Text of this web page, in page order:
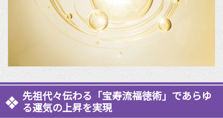
先祖代々伝わる「宝寿流福徳術」であらゆ
る運気の上昇を実現